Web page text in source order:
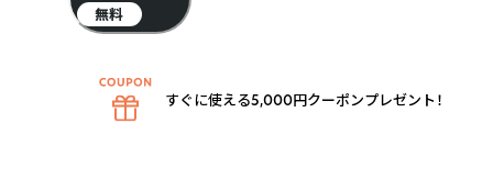
無料
すぐに使える5,000円クーポンプレゼント！